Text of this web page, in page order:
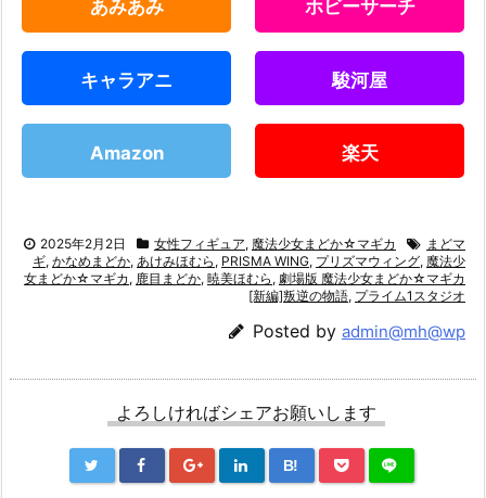
あみあみ ホビーサーチ
キャラアニ 駿河屋
Amazon 楽天
2025年2月2日 女性フィギュア, 魔法少女まどか☆マギカ
まどマ
ギ, かなめまどか, あけみほむら , PRISMA WING, プリズマウィング, 魔法少
女まどか☆マギカ , 鹿目まどか, 暁美ほむら , 劇場版 魔法少女まどか☆マギカ
[新編]叛逆の物語, プライム1スタジオ
Posted by admin@mh@wp
よろしければシェアお願いします
B!